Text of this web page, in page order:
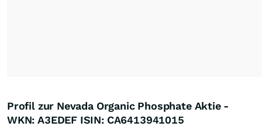
Profil zur Nevada Organic Phosphate Aktie -
WKN: A3EDEF ISIN: CA6413941015